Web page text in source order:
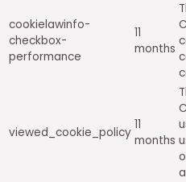
cookielawinfo-
checkbox-
performance
11
months
viewed_cookie_policy
11
months